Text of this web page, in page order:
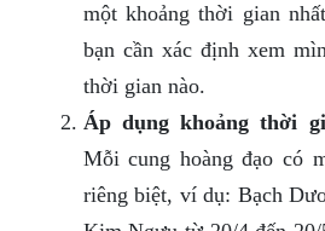
một khoảng thời gian
bạn cần xác định xem
thời gian nào.
Áp dụng khoảng thời
Mỗi cung hoàng đạo có
riêng biệt, ví dụ: Bạch